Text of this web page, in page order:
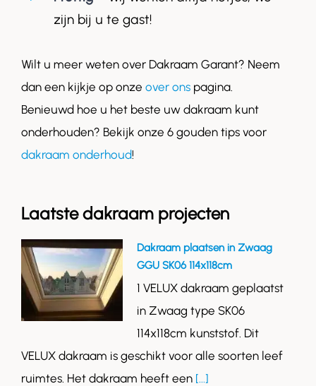
zijn bij u te gast!
Wilt u meer weten over Dakraam Garant? Neem
dan een kijkje op onze over ons pagina.
Benieuwd hoe u het beste uw dakraam kunt
onderhouden? Bekijk onze 6 gouden tips voor
dakraam onderhoud!
Laatste dakraam projecten
Dakraam plaatsen in Zwaag
GGU SK06 114x118cm
1 VELUX dakraam geplaatst
in Zwaag type SK06
114x118cm kunststof. Dit
VELUX dakraam is geschikt voor alle soorten leef
ruimtes. Het dakraam heeft een [...]